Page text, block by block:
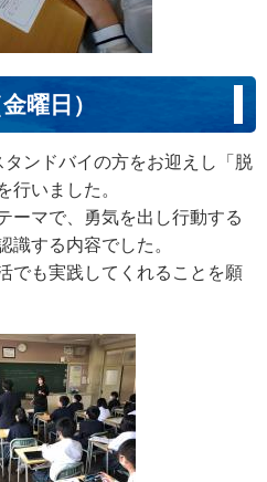
曜日）
ンドバイの方をお迎えし「脱
行いました。
ーマで、勇気を出し行動する
識する内容でした。
でも実践してくれることを願